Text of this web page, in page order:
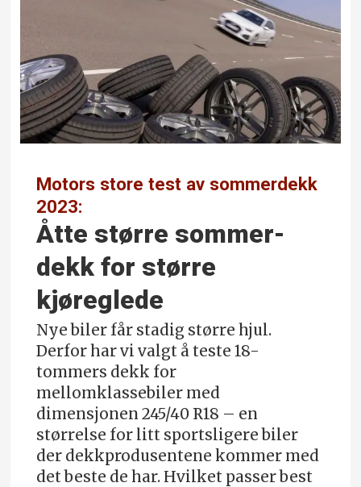
Motors store test av sommerdekk
2023:
Åtte større sommer­
dekk for større
kjøreglede
Nye biler får stadig større hjul.
Derfor har vi valgt å teste 18-
tommers dekk for
mellomklassebiler med
dimensjonen 245/40 R18 – en
størrelse for litt sportsligere biler
der dekkprodusentene kommer med
det beste de har. Hvilket passer best